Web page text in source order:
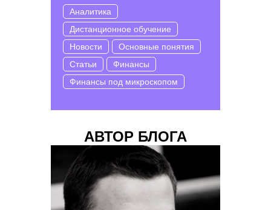
Аналитика
Дистанционное обучение
Новости
Основные понятия
Статьи
Финансы
Финансы под микроскопом
АВТОР БЛОГА